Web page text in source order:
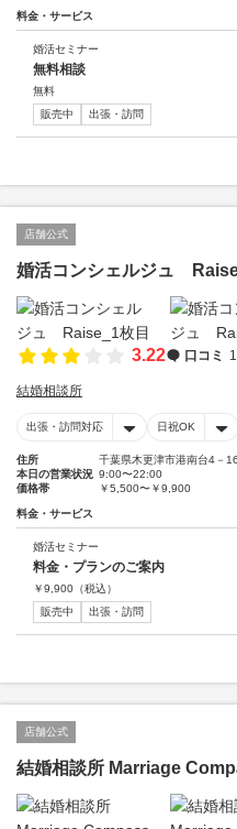
料金・サービス
婚活セミナー
無料相談
無料
販売中
出張・訪問
店舗公式
婚活コンシェルジュ
3.22 口コミ
結婚相談所
出張・訪問対応 日祝OK
住所
千葉県木更津市港南台4－
本日の営業状況 9:00〜22:00
価格帯
￥5,500〜￥9,900
料金・サービス
婚活セミナー
料金・プランのご案内
￥9,900 （税込）
販売中
出張・訪問
店舗公式
結婚相談所 Marriage